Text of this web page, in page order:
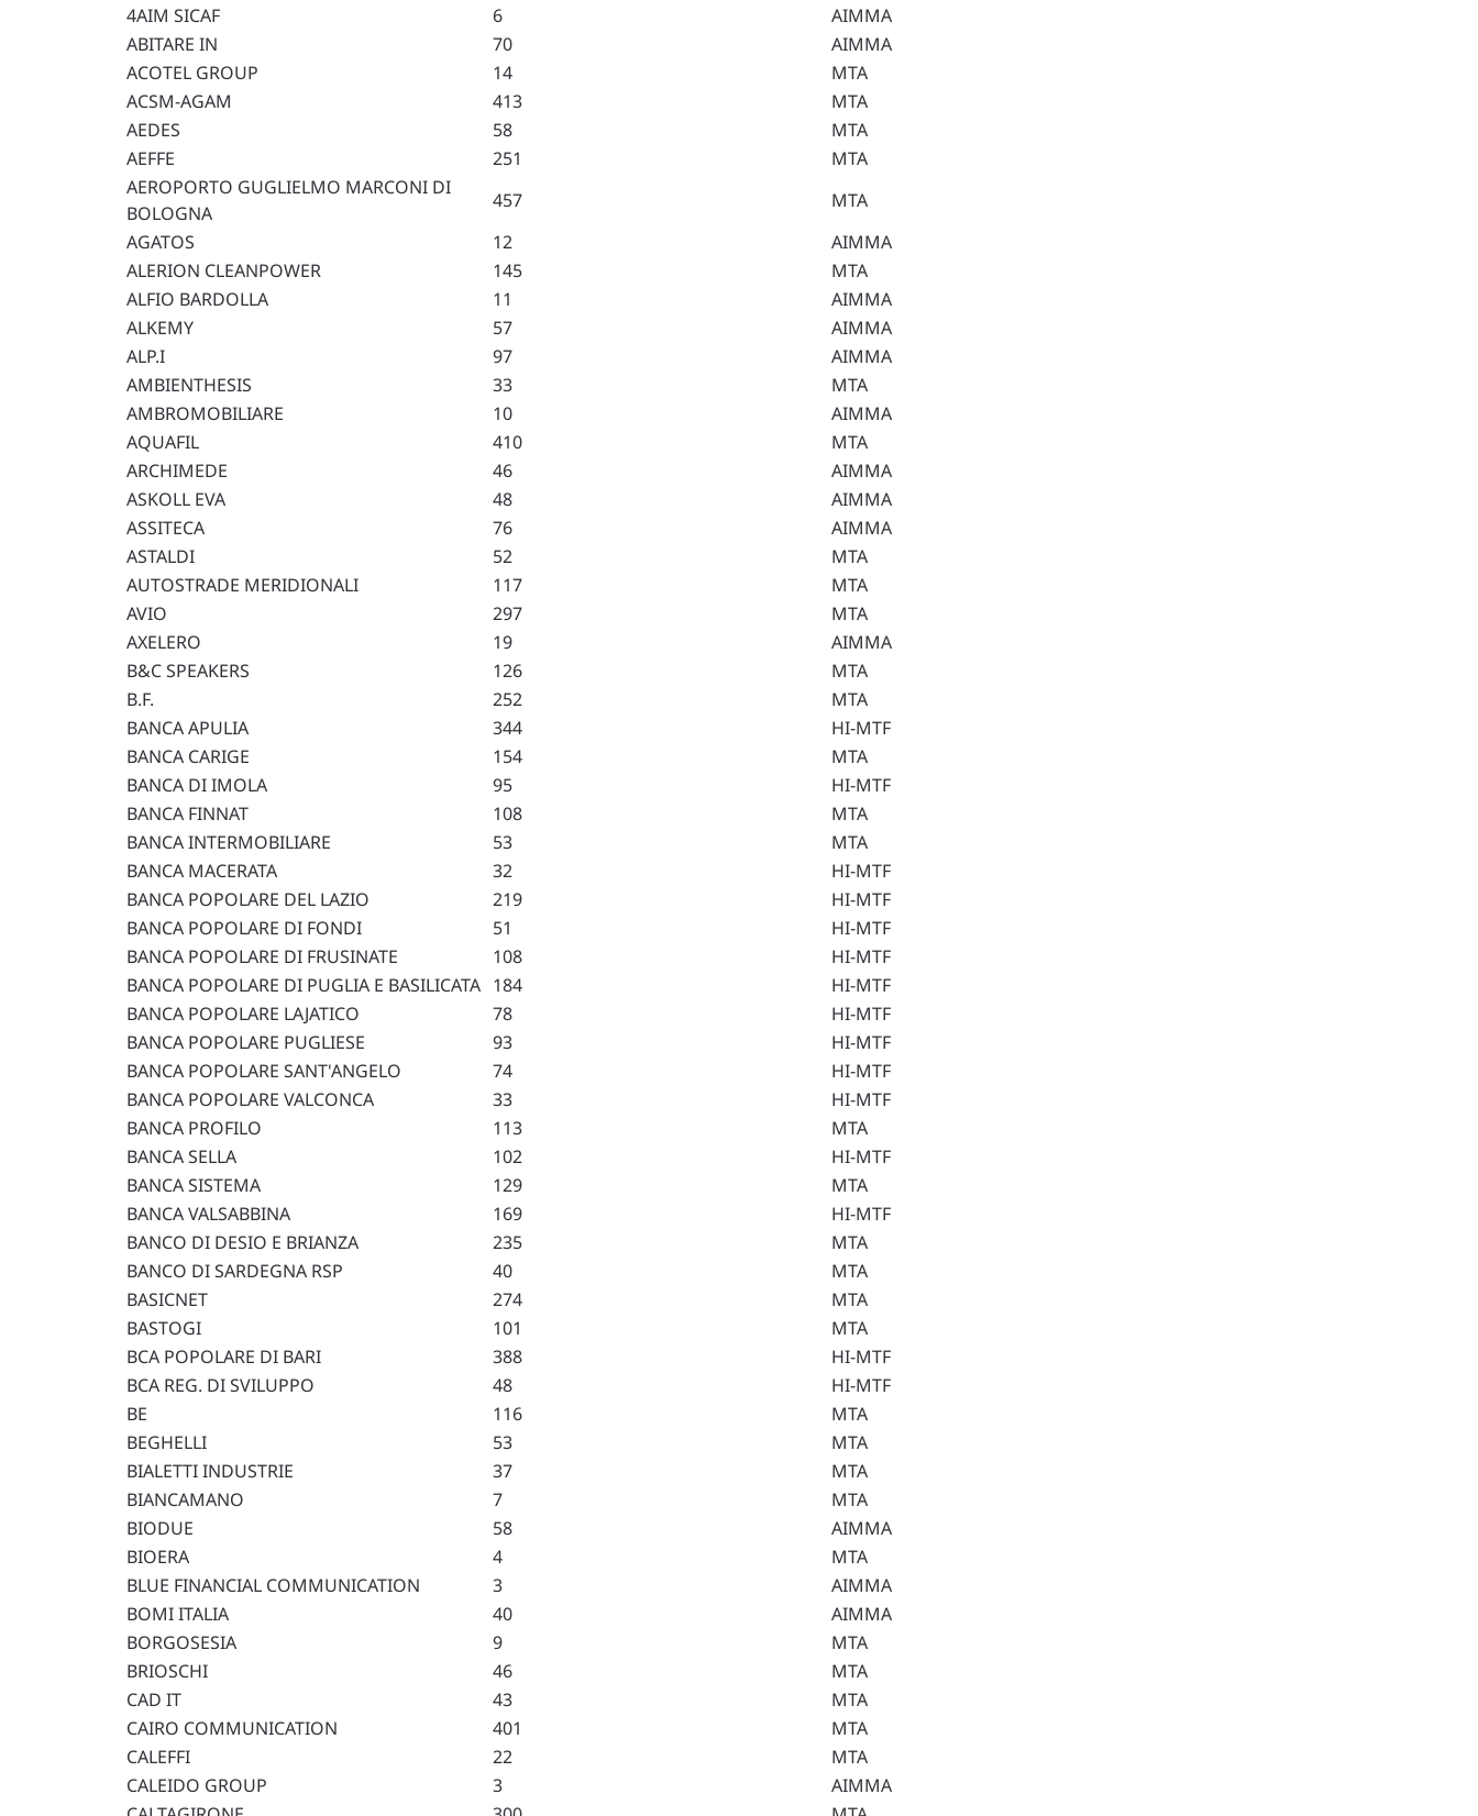
4AIM SICAF
6
AIMMA
ABITARE IN
70
AIMMA
ACOTEL GROUP
14
MTA
ACSM-AGAM
413
MTA
AEDES
58
MTA
AEFFE
251
MTA
AEROPORTO GUGLIELMO MARCONI DI
BOLOGNA
457
MTA
AGATOS
12
AIMMA
ALERION CLEANPOWER
145
MTA
ALFIO BARDOLLA
11
AIMMA
ALKEMY
57
AIMMA
ALP.I
97
AIMMA
AMBIENTHESIS
33
MTA
AMBROMOBILIARE
10
AIMMA
AQUAFIL
410
MTA
ARCHIMEDE
46
AIMMA
ASKOLL EVA
48
AIMMA
ASSITECA
76
AIMMA
ASTALDI
52
MTA
AUTOSTRADE MERIDIONALI
117
MTA
AVIO
297
MTA
AXELERO
19
AIMMA
B&C SPEAKERS
126
MTA
B.F.
252
MTA
BANCA APULIA
344
HI-MTF
BANCA CARIGE
154
MTA
BANCA DI IMOLA
95
HI-MTF
BANCA FINNAT
108
MTA
BANCA INTERMOBILIARE
53
MTA
BANCA MACERATA
32
HI-MTF
BANCA POPOLARE DEL LAZIO
219
HI-MTF
BANCA POPOLARE DI FONDI
51
HI-MTF
BANCA POPOLARE DI FRUSINATE
108
HI-MTF
BANCA POPOLARE DI PUGLIA E BASILICATA 184
HI-MTF
BANCA POPOLARE LAJATICO
78
HI-MTF
BANCA POPOLARE PUGLIESE
93
HI-MTF
BANCA POPOLARE SANT'ANGELO
74
HI-MTF
BANCA POPOLARE VALCONCA
33
HI-MTF
BANCA PROFILO
113
MTA
BANCA SELLA
102
HI-MTF
BANCA SISTEMA
129
MTA
BANCA VALSABBINA
169
HI-MTF
BANCO DI DESIO E BRIANZA
235
MTA
BANCO DI SARDEGNA RSP
40
MTA
BASICNET
274
MTA
BASTOGI
101
MTA
BCA POPOLARE DI BARI
388
HI-MTF
BCA REG. DI SVILUPPO
48
HI-MTF
BE
116
MTA
BEGHELLI
53
MTA
BIALETTI INDUSTRIE
37
MTA
BIANCAMANO
7
MTA
BIODUE
58
AIMMA
BIOERA
4
MTA
BLUE FINANCIAL COMMUNICATION
3
AIMMA
BOMI ITALIA
40
AIMMA
BORGOSESIA
9
MTA
BRIOSCHI
46
MTA
CAD IT
43
MTA
CAIRO COMMUNICATION
401
MTA
CALEFFI
22
MTA
CALEIDO GROUP
3
AIMMA